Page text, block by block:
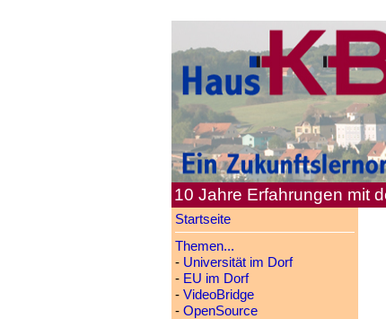
10 Jahre Erfahrungen mit
Startseite
Themen...
- Universität im Dorf
- EU im Dorf
- VideoBridge
- OpenSource